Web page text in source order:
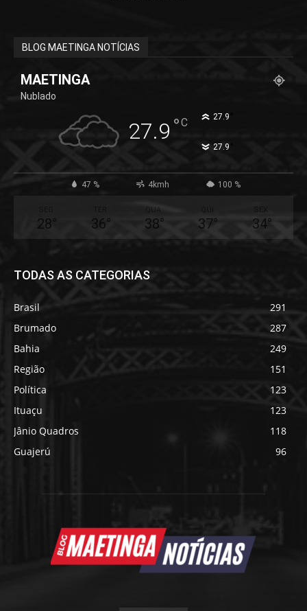
BLOG MAETINGA NOTÍCIAS
MAETINGA
Nublado
27.9 °C 27.9
27.9
47 % 4kmh 100 %
28° 36°
QUA
38° 37° 34°
TODAS AS CATEGORIAS
Brasil
291
Brumado
287
Bahia
249
Região
151
Política
123
Ituaçu
123
Jânio Quadros
118
Guajerú
96